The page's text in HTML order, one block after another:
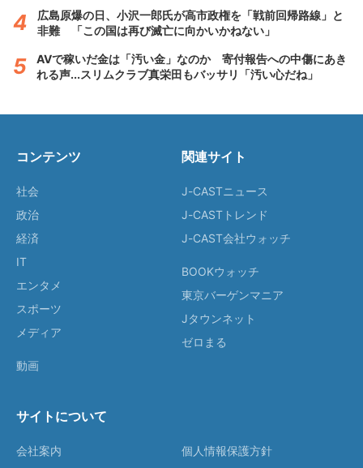
広島原爆の日、小沢一郎氏が高市政権を「戦前回帰路線」と
非難 「この国は再び滅亡に向かいかねない」
AVで稼いだ金は「汚い金」なのか 寄付報告への中傷にあき
れる声...スリムクラブ真栄田もバッサリ「汚い心だね」
コンテンツ
社会
政治
経済
IT
エンタメ
スポーツ
メディア
動画
関連サイト
J-CASTニュース
J-CASTトレンド
J-CAST会社ウォッチ
BOOKウォッチ
東京バーゲンマニア
Jタウンネット
ゼロまる
サイトについて
会社案内
個人情報保護方針